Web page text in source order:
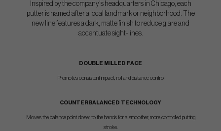
Inspired by the company's headquarters in Chicago, each
putter is named after a local landmark or neighborhood. The
new line features a dark, matte finish to reduce glare and
accentuate sight-lines.
DOUBLE MILLED FACE
Promotes consistent impact, roll and distance control
COUNTERBALANCED TECHNOLOGY
Moves the balance point closer to the hands for a smoother, more controlled putting
stroke.